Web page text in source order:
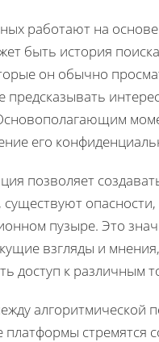
работают на
быть история
он обычно
его
позволяет
пузыре. Это
взгляды и
доступ к различным
алгоритмической
стремятся